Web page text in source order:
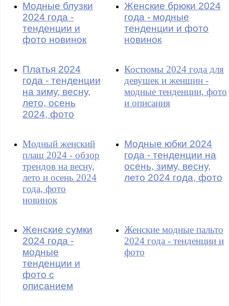
Модные блузки
2024 года -
тенденции и
фото новинок
Женские брюки 2024
года - модные
тенденции и фото
новинок
Платья 2024
года - тенденции
на зиму, весну,
лето, осень
2024, фото
Костюмы 2024 года для
девушек и женщин -
модные тенденции, фото
и описания
Модный женский
плащ 2024 - обзор
трендов на весну,
лето и осень 2024
года, фото
новинок
Модные юбки 2024
года - тенденции на
осень, зиму, весну,
лето 2024 года, фото
Женские сумки
2024 года -
модные
тенденции и
фото с
описанием
Женские модные пальто
2024 года - тенденции и
фото